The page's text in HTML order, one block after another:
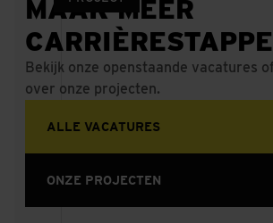
Nest in Noord,
Amsterdam
BETAALBARE HOOGBOUW ALS NIEUWE
HAMERKWARTIER
MAAK MEER
Bekijk onze openstaande vacatures
over onze projecten.
ALLE VACATURES
ONZE PROJECTEN